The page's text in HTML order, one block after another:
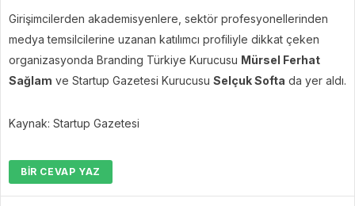
Girişimcilerden akademisyenlere, sektör profesyonellerinden
medya temsilcilerine uzanan katılımcı profiliyle dikkat çeken
organizasyonda Branding Türkiye Kurucusu Mürsel Ferhat
Sağlam ve Startup Gazetesi Kurucusu Selçuk Softa da yer aldı.
Kaynak: Startup Gazetesi
BIR CEVAP YAZ